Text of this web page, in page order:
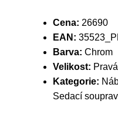
Cena: 26690
EAN:
Barva: Chrom
Velikost:
Kategorie:
Sedací